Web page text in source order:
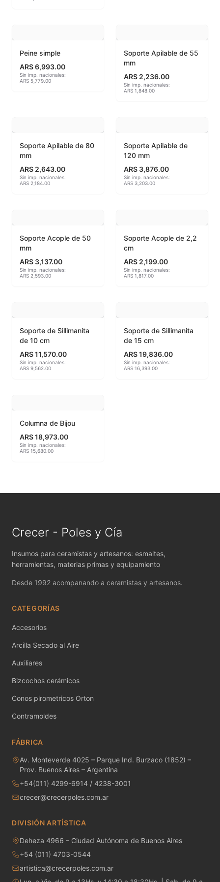
Kingtsugi
Libros y Revistas
Maquinarias
MAYCO BRUSHES
MAYCO CLASSIC CRACKLES
MAYCO DUNCAN ACCESSORIES
MAYCO DUNCAN EZ STROKES
MAYCO ENGOBE
MAYCO FUNDAMENTALS UNDERGLAZES
MAYCO JUNGLE GEMS
MAYCO POTTERY CASCADES
MAYCO RAKU GLAZES
MAYCO SNOW GEMS
MAYCO SPECKLED STROKE & COAT
MAYCO STONEWARE GLAZES
MAYCO STROKE & COAT
Metales preciosos y luestres
Moldes de yeso
Peine simple
ARS 6,993.00
Sin imp. nacionales:
ARS 5,779.00
Soporte Apilable de 55
mm
ARS 2,236.00
Sin imp. nacionales:
ARS 1,848.00
Soporte Apilable de 80
mm
ARS 2,643.00
Sin imp. nacionales:
ARS 2,184.00
Soporte Apilable de
120 mm
ARS 3,876.00
Sin imp. nacionales:
ARS 3,203.00
Soporte Acople de 50
mm
ARS 3,137.00
Sin imp. nacionales:
ARS 2,593.00
Soporte Acople de 2,2
cm
ARS 2,199.00
Sin imp. nacionales:
ARS 1,817.00
Soporte de Sillimanita
de 10 cm
ARS 11,570.00
Sin imp. nacionales:
ARS 9,562.00
Soporte de Sillimanita
de 15 cm
ARS 19,836.00
Sin imp. nacionales:
ARS 16,393.00
Columna de Bijou
ARS 18,973.00
Sin imp. nacionales:
ARS 15,680.00
Crecer - Poles y Cía
Insumos para ceramistas y artesanos: esmaltes,
herramientas, materias primas y equipamiento
Desde 1992 acompanando a ceramistas y artesanos.
CATEGORÍAS
Accesorios
Arcilla Secado al Aire
Auxiliares
Bizcochos cerámicos
Conos pirometricos Orton
Contramoldes
FÁBRICA
Av. Monteverde 4025 – Parque Ind. Burzaco (1852) –
Prov. Buenos Aires – Argentina
+54(011) 4299-6914 / 4238-3001
crecer@crecerpoles.com.ar
DIVISIÓN ARTÍSTICA
Deheza 4966 – Ciudad Autónoma de Buenos Aires
+54 (011) 4703-0544
artistica@crecerpoles.com.ar